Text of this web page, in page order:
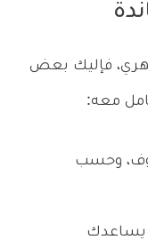
فإليك بعض
معه:
وحسب
يساعدك